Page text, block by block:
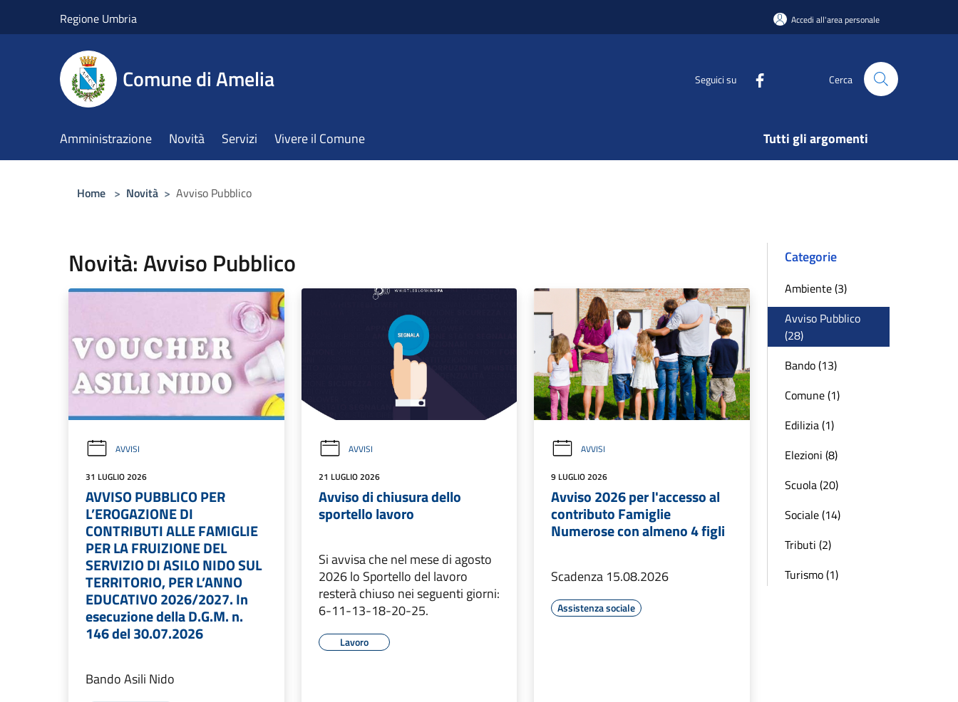
Regione Umbria Accedi all'area personale
Comune di Amelia Seguici su Cerca
Amministrazione Novità Servizi Vivere il Comune Tutti gli argomenti
Home > Novità > Avviso Pubblico
Novità: Avviso Pubblico
AVVISI
31 LUGLIO 2026
AVVISO PUBBLICO PER
L’EROGAZIONE DI
CONTRIBUTI ALLE FAMIGLIE
PER LA FRUIZIONE DEL
SERVIZIO DI ASILO NIDO SUL
TERRITORIO, PER L’ANNO
EDUCATIVO 2026/2027. In
esecuzione della D.G.M. n.
146 del 30.07.2026
Bando Asili Nido
AVVISI
21 LUGLIO 2026
Avviso di chiusura dello
sportello lavoro
Si avvisa che nel mese di agosto
2026 lo Sportello del lavoro
resterà chiuso nei seguenti giorni:
6-11-13-18-20-25.
Lavoro
AVVISI
9 LUGLIO 2026
Avviso 2026 per l'accesso al
contributo Famiglie
Numerose con almeno 4 figli
Scadenza 15.08.2026
Assistenza sociale
Categorie
Ambiente (3)
Avviso Pubblico
(28)
Bando (13)
Comune (1)
Edilizia (1)
Elezioni (8)
Scuola (20)
Sociale (14)
Tributi (2)
Turismo (1)